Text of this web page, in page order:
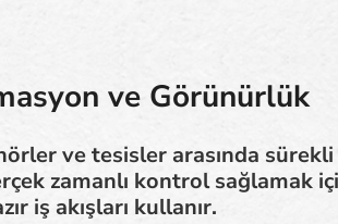
ve Görünürlük
ve tesisler arasında
zamanlı kontrol sağlamak
iş akışları kullanır.